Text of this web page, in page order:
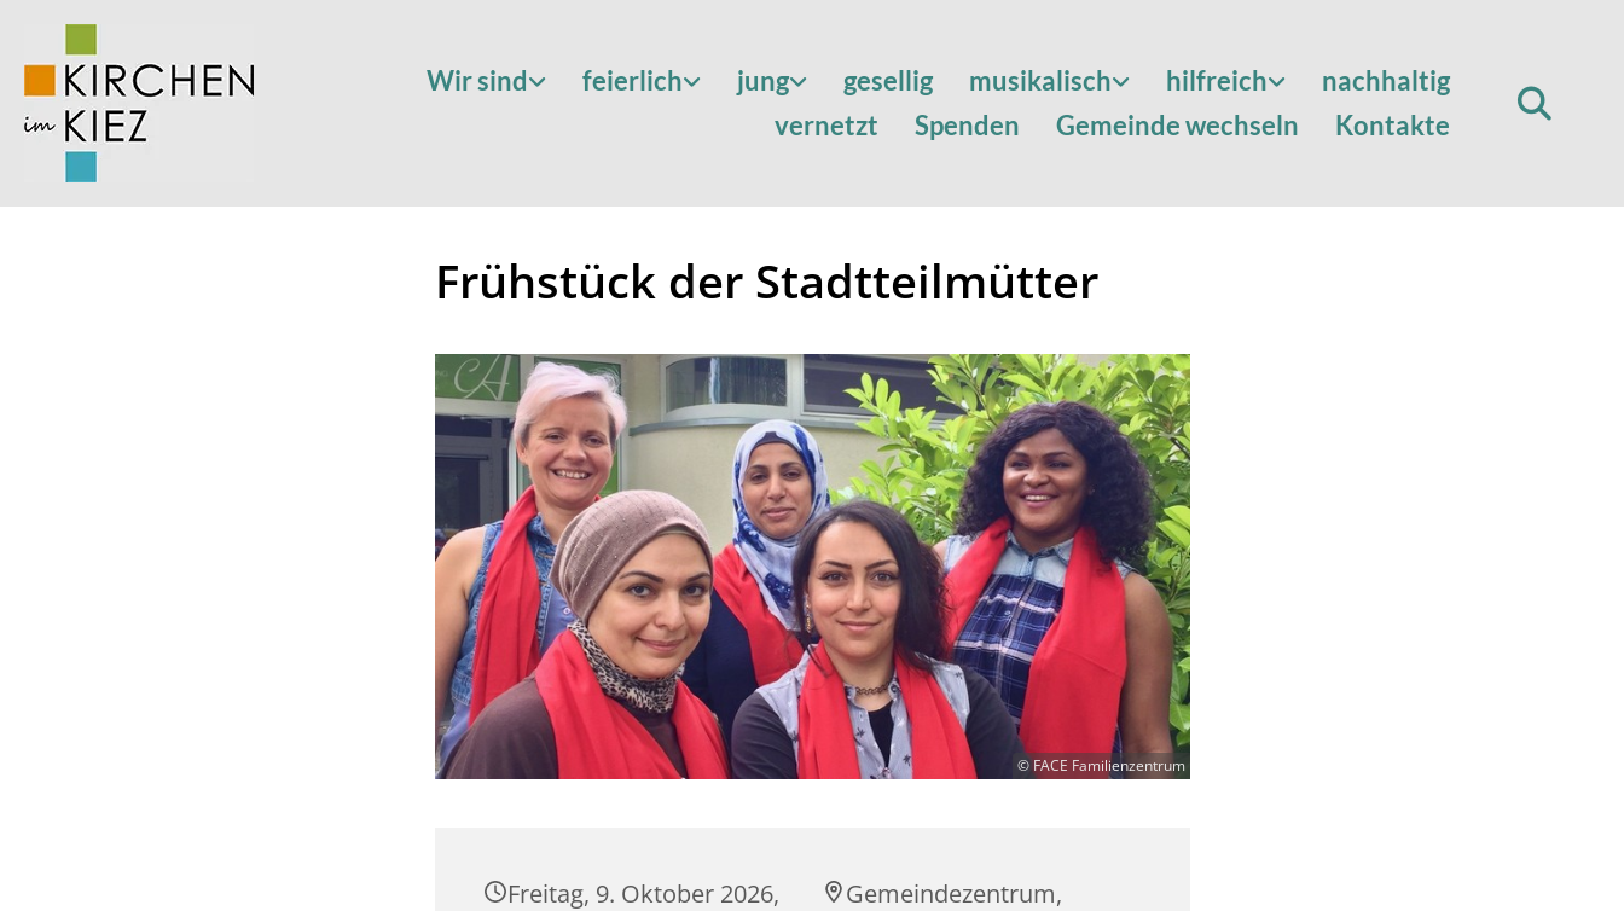
Wir sind feierlich jung gesellig musikalisch hilfreich
nachhaltig
vernetzt
Spenden Gemeinde wechseln Kontakte
Frühstück der Stadtteilmütter
© FACE Familienzentrum
Freitag, 9. Oktober 2026,
Gemeindezentrum,